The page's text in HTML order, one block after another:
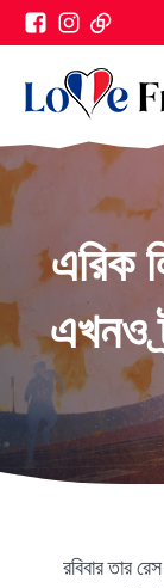
এরিক
এখনও
রবিবার তার